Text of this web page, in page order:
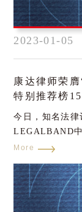
2023-01-05
康达律师荣
特别推荐榜
今日，知名法
LEGALBAND
合规”榜单，康
More